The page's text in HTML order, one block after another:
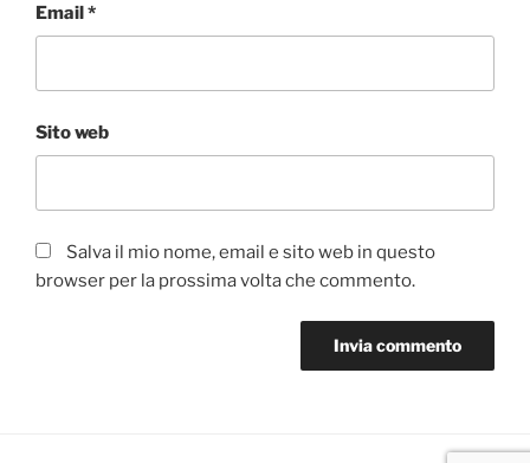
Email*
Sito web
Salva il mio nome, email e sito web in questo
browser per la prossima volta che commento.